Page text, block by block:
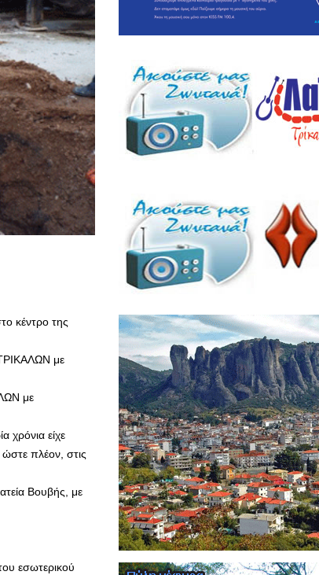
κέντρο της
με
με
είχε
πλέον, στις
Βουβής, με
εσωτερικού